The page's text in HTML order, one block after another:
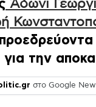
Άδωνι
για την
στο Google